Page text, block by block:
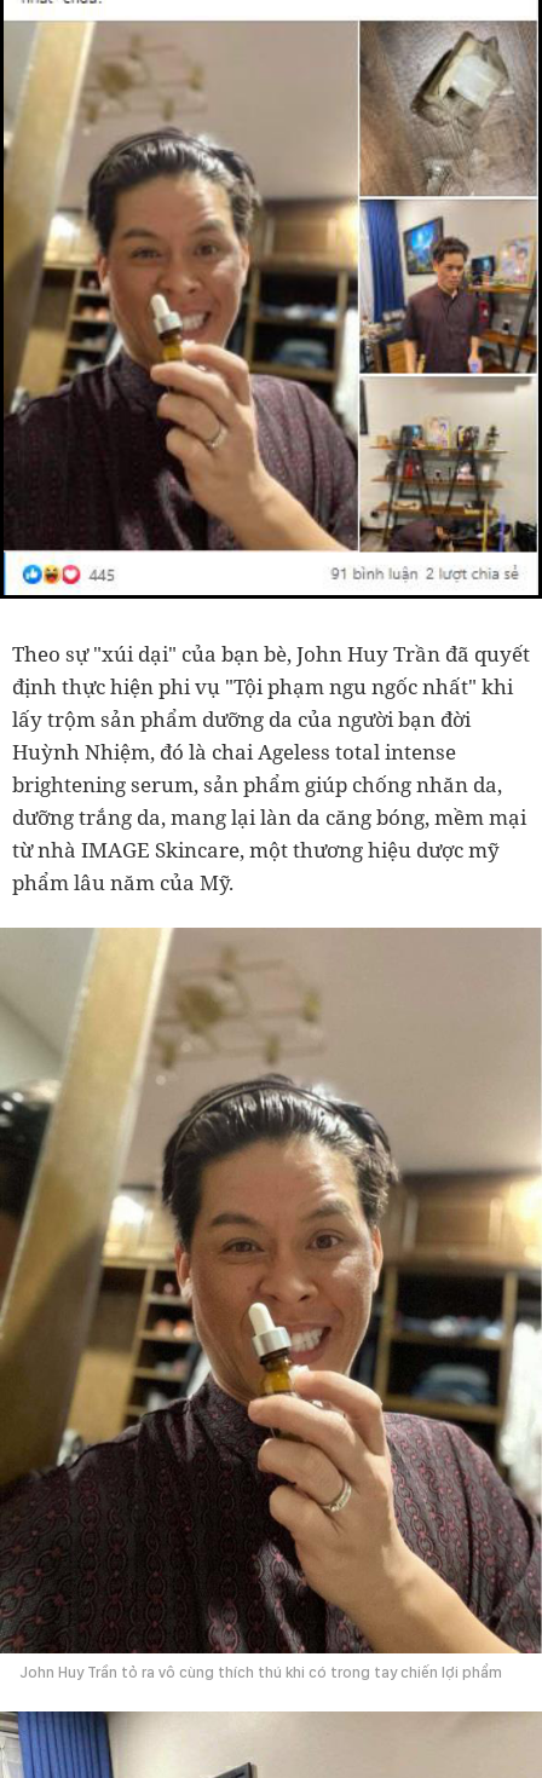
Theo sự "xúi dại" của bạn bè, John Huy Trần đã quyết
định thực hiện phi vụ "Tội phạm ngu ngốc nhất" khi
lấy trộm sản phẩm dưỡng da của người bạn đời
Huỳnh Nhiệm, đó là chai Ageless total intense
brightening serum, sản phẩm giúp chống nhăn da,
dưỡng trắng da, mang lại làn da căng bóng, mềm mại
từ nhà IMAGE Skincare, một thương hiệu dược mỹ
phẩm lâu năm của Mỹ.
John Huy Trần tỏ ra vô cùng thích thú khi có trong tay chiến lợi phẩm